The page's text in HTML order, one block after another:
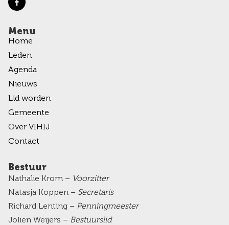
Menu
Home
Leden
Agenda
Nieuws
Lid worden
Gemeente
Over VIHIJ
Contact
Bestuur
Nathalie Krom – Voorzitter
Natasja Koppen – Secretaris
Richard Lenting – Penningmeester
Jolien Weijers – Bestuurslid